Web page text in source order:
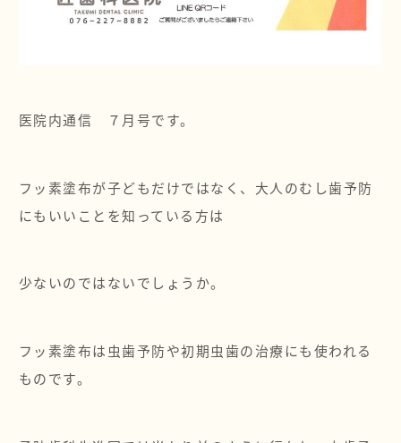
医院内通信 ７月号です。
フッ素塗布が子どもだけではなく、大人のむし歯予防
にもいいことを知っている方は
少ないのではないでしょうか。
フッ素塗布は虫歯予防や初期虫歯の治療にも使われる
ものです。